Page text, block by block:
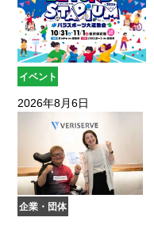
イベント
2026年8月6日
企業・団体